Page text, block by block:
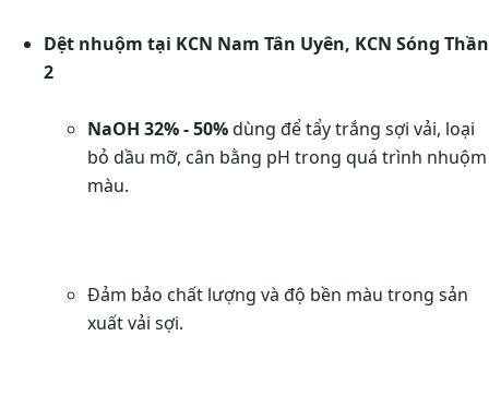
Dệt nhuộm tại KCN Nam Tân Uyên, KCN Sóng Thần
2
NaOH 32% - 50%dùng để tẩy trắng sợi vải, loại
bỏ dầu mỡ, cân bằng pH trong quá trình nhuộm
màu.
Đảm bảo chất lượng và độ bền màu trong sản
xuất vải sợi.